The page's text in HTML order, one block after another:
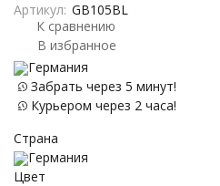
Артикул: GB105BL
К сравнению
В избранное
Германия
Забрать через 5 минут!
Курьером через 2 часа!
Страна
Германия
Цвет